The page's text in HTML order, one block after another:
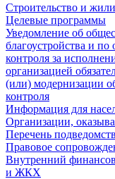
Строительство и
Целевые программы
Уведомление об
благоустройства и
контроля за
организацией
(или) модернизации
контроля
Информация для
Организации,
Перечень
Правовое
Внутренний
и ЖКХ